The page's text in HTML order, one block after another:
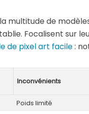
multitude de
Focalisent sur
de pixel art facile:
Inconvénients
Poids limité